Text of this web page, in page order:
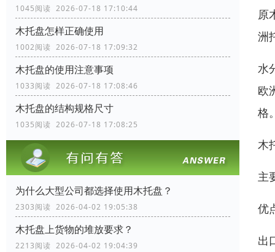
1045阅读 2026-07-18 17:10:44
木托盘怎样正确使用
1002阅读 2026-07-18 17:09:32
木托盘的使用注意事项
1033阅读 2026-07-18 17:08:46
木托盘的结构规格尺寸
1035阅读 2026-07-18 17:08:25
为什么大型公司都选择使用木托盘？
2303阅读 2026-04-02 19:05:38
木托盘上货物的堆放要求？
2213阅读 2026-04-02 19:04:39
原
洲
水
欧
格
木
主
优
出